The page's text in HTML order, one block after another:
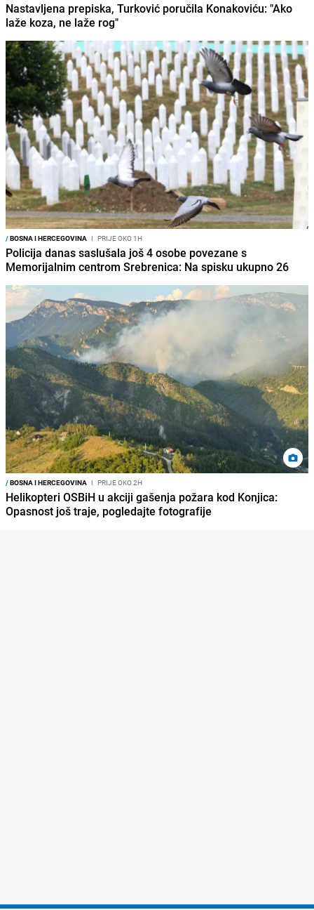
Nastavljena prepiska, Turković poručila Konakoviću: "Ako
laže koza, ne laže rog"
/BOSNA I HERCEGOVINA I PRIJE OKO 1H
Policija danas saslušala još 4 osobe povezane s
Memorijalnim centrom Srebrenica: Na spisku ukupno 26
/BOSNA I HERCEGOVINA I PRIJE OKO 2H
Helikopteri OSBiH u akciji gašenja požara kod Konjica:
Opasnost još traje, pogledajte fotografije